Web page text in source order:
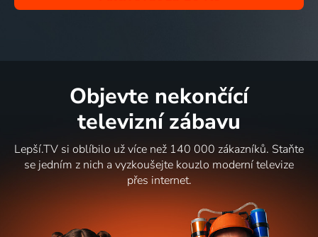
Objevte nekončící
televizní zábavu
Lepší.TV si oblíbilo už více než 140 000 zákazníků. Staňte
se jedním z nich a vyzkoušejte kouzlo moderní televize
přes internet.